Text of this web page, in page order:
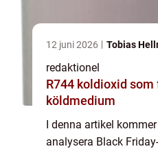
12 juni 2026 Tobias
redaktionel
R744 koldioxid som framtidens
köldmedium
I denna artikel
analysera Black